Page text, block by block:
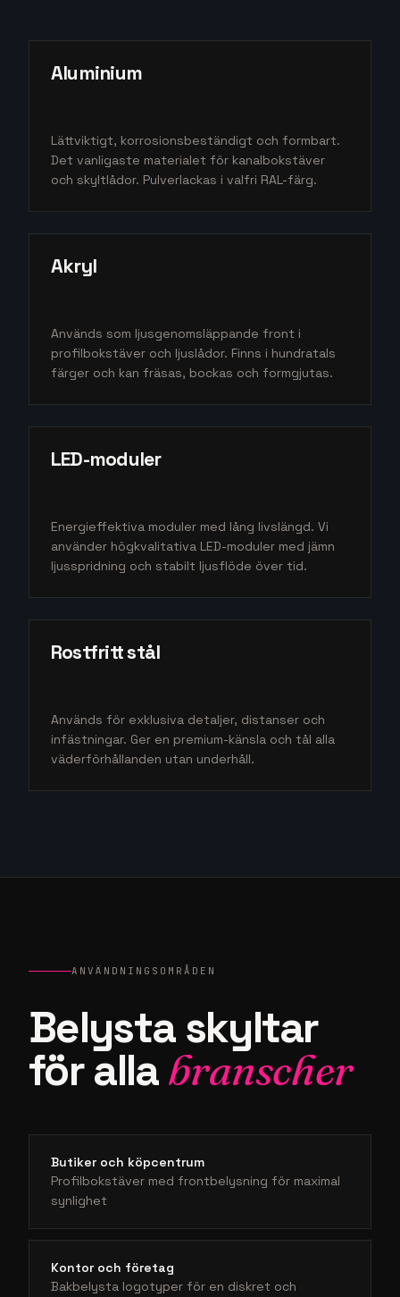
Aluminium
Lättviktigt, korrosionsbeständigt och formbart.
Det vanligaste materialet för kanalbokstäver
och skyltlådor. Pulverlackas i valfri RAL-färg.
Akryl
Används som ljusgenomsläppande front i
profilbokstäver och ljuslådor. Finns i hundratals
färger och kan fräsas, bockas och formgjutas.
LED-moduler
Energieffektiva moduler med lång livslängd. Vi
använder högkvalitativa LED-moduler med jämn
ljusspridning och stabilt ljusflöde över tid.
Rostfritt stål
Används för exklusiva detaljer, distanser och
infästningar. Ger en premium-känsla och tål alla
väderförhållanden utan underhåll.
ANVÄNDNINGSOMRÅDEN
Belysta skyltar
för allabranscher
Butiker och köpcentrum
Profilbokstäver med frontbelysning för maximal
synlighet
Kontor och företag
Bakbelysta logotyper för en diskret och